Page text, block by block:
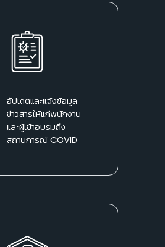
อัปเดตและแจ้งข้อมูล
ข่าวสารให้แก่พนักงาน
และผู้เข้าอบรมถึง
สถานการณ์ COVID